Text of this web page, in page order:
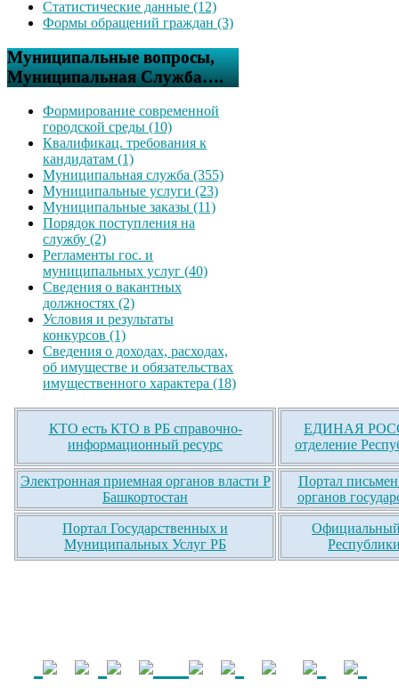
Статистические данные (12)
Формы обращений граждан (3)
Муниципальные вопросы,
Муниципальная Служба….
Формирование современной
городской среды (10)
Квалификац. требования к
кандидатам (1)
Муниципальная служба (355)
Муниципальные услуги (23)
Муниципальные заказы (11)
Порядок поступления на
службу (2)
Регламенты гос. и
муниципальных услуг (40)
Сведения о вакантных
должностях (2)
Условия и результаты
конкурсов (1)
Сведения о доходах, расходах,
об имуществе и обязательствах
имущественного характера (18)
КТО есть КТО в РБ справочно-
информационный ресурс
ЕДИНАЯ
отделение
Электронная приемная органов власти Р
Башкортостан
Портал
органов
Портал Государственных и
Муниципальных Услуг РБ
Официальный